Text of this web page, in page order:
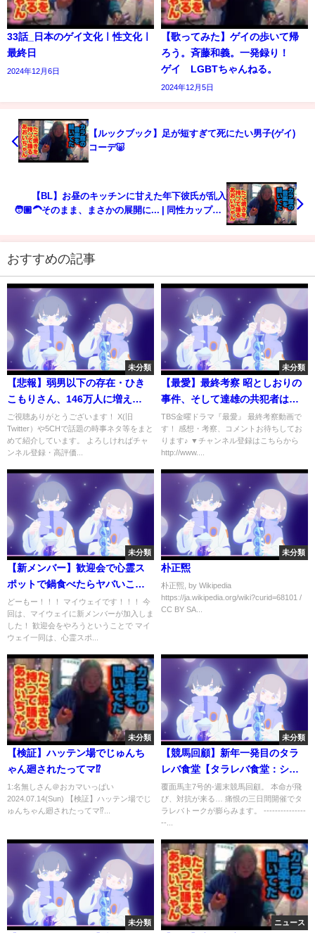
33話_日本のゲイ文化ㅣ性文化ㅣ
最終日
2024年12月6日
【歌ってみた】ゲイの歩いて帰
ろう。斉藤和義。一発録り！
ゲイ LGBTちゃんねる。
2024年12月5日
【ルックブック】足が短すぎて死にたい男子(ゲイ)
コーデ🐷
【BL】お昼のキッチンに甘えた年下彼氏が乱入
🧑🏽‍🦱そのまま、まさかの展開に... | 同性カップル |
おすすめの記事
未分類
【悲報】弱男以下の存在・ひき
こもりさん、146万人に増え
る・・・こいつらひきこもって
何やってんだよw
ご視聴ありがとうございます！ X(旧
Twitter）や5CHで話題の時事ネタ等をまと
めて紹介しています。 よろしければチャ
ンネル登録・高評価...
未分類
【最愛】最終考察 昭としおりの
事件、そして達雄の共犯者は誰
なのか…！？【ドラマ考察】
TBS金曜ドラマ『最愛』 最終考察動画で
す！ 感想・考察、コメントお待ちしてお
ります♪ ▼チャンネル登録はこちらから
http://www....
未分類
【新メンバー】歓迎会で心霊ス
ポットで鍋食べたらヤバいこと
に。。。なりました。【心霊ス
ポット】 前編［１／２］
どーもー！！！ マイウェイです！！！ 今
回は、マイウェイに新メンバーが加入しま
した！ 歓迎会をやろうということで マイ
ウェイ一同は、心霊スポ...
未分類
朴正煕
朴正煕, by Wikipedia
https://ja.wikipedia.org/wiki?curid=68101 /
CC BY SA...
未分類
【検証】ハッテン場でじゅんち
ゃん廻されたってマ⁉️
1:名無しさん＠おカマいっぱい
2024.07.14(Sun) 【検証】ハッテン場でじ
ゅんちゃん廻されたってマ⁉️...
未分類
【競馬回顧】新年一発目のタラ
レバ食堂【タラレバ食堂：シン
ザン記念週編：覆面馬主7号的週
末競馬回顧】
覆面馬主7号的-週末競馬回顧。 本命が飛
び、対抗が来る… 痛恨の三日間開催でタ
ラレバトークが膨らみます。 ---------------
--...
未分類 ニュース